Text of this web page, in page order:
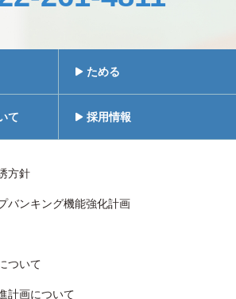
ためる
て 採用情報
方針
バンキング機能強化計画
ついて
計画について